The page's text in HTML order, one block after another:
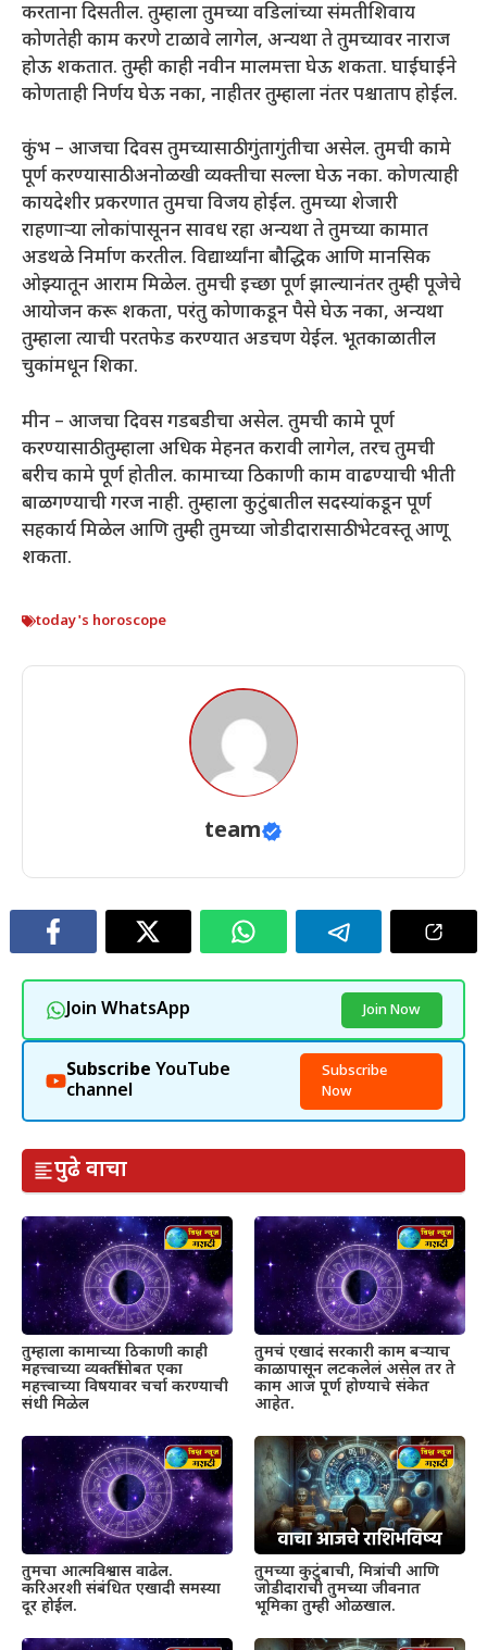
करताना दिसतील. तुम्हाला तुमच्या वडिलांच्या संमतीशिवाय
कोणतेही काम करणे टाळावे लागेल, अन्यथा ते तुमच्यावर नाराज
होऊ शकतात. तुम्ही काही नवीन मालमत्ता घेऊ शकता. घाईघाईने
कोणताही निर्णय घेऊ नका, नाहीतर तुम्हाला नंतर पश्चाताप होईल.
कुंभ – आजचा दिवस तुमच्यासाठी गुंतागुंतीचा असेल. तुमची कामे
पूर्ण करण्यासाठी अनोळखी व्यक्तीचा सल्ला घेऊ नका. कोणत्याही
कायदेशीर प्रकरणात तुमचा विजय होईल. तुमच्या शेजारी
राहणाऱ्या लोकांपासूनन सावध रहा अन्यथा ते तुमच्या कामात
अडथळे निर्माण करतील. विद्यार्थ्यांना बौद्धिक आणि मानसिक
ओझ्यातून आराम मिळेल. तुमची इच्छा पूर्ण झाल्यानंतर तुम्ही पूजेचे
आयोजन करू शकता, परंतु कोणाकडून पैसे घेऊ नका, अन्यथा
तुम्हाला त्याची परतफेड करण्यात अडचण येईल. भूतकाळातील
चुकांमधून शिका.
मीन – आजचा दिवस गडबडीचा असेल. तुमची कामे पूर्ण
करण्यासाठी तुम्हाला अधिक मेहनत करावी लागेल, तरच तुमची
बरीच कामे पूर्ण होतील. कामाच्या ठिकाणी काम वाढण्याची भीती
बाळगण्याची गरज नाही. तुम्हाला कुटुंबातील सदस्यांकडून पूर्ण
सहकार्य मिळेल आणि तुम्ही तुमच्या जोडीदारासाठी भेटवस्तू आणू
शकता.
today's horoscope
team
Join WhatsApp Join Now
Subscribe YouTube
channel
Subscribe
Now
पुढे वाचा
तुम्हाला कामाच्या ठिकाणी काही
महत्त्वाच्या व्यक्तींसोबत एका
महत्त्वाच्या विषयावर चर्चा करण्याची
संधी मिळेल
तुमचं एखादं सरकारी काम बऱ्याच
काळापासून लटकलेलं असेल तर ते
काम आज पूर्ण होण्याचे संकेत
आहेत.
तुमचा आत्मविश्वास वाढेल.
करिअरशी संबंधित एखादी समस्या
दूर होईल.
तुमच्या कुटुंबाची, मित्रांची आणि
जोडीदाराची तुमच्या जीवनात
भूमिका तुम्ही ओळखाल.